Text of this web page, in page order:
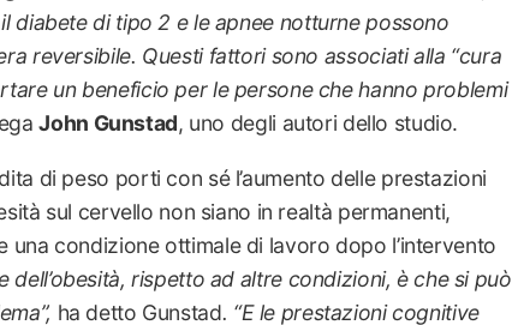
ildiabete di tipo 2 e le apnee notturne possono
reversibile. Questi fattori sono associati alla “cura
un beneficio per le persone che hanno problemi
John Gunstad, uno degli autori dello studio.
di peso porti con sé l’aumento delle prestazioni
sul cervello non siano in realtà permanenti,
una condizione ottimale di lavoro dopo l’intervento
dell’obesità, rispetto ad altre condizioni, è che si può
”, ha detto Gunstad. “E le prestazioni cognitive